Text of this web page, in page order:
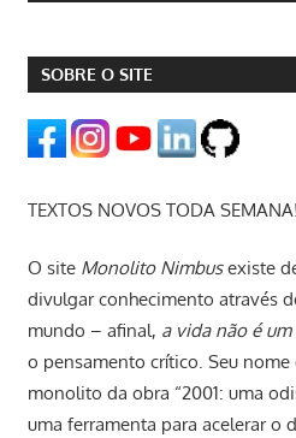
SOBRE O SITE
TEXTOS NOVOS TODA SEMANA!
O site Monolito Nimbusexiste
divulgar conhecimento através
mundo – afinal, a vida não é
o pensamento crítico. Seu nome
monolito da obra “2001: uma
uma ferramenta para acelerar o